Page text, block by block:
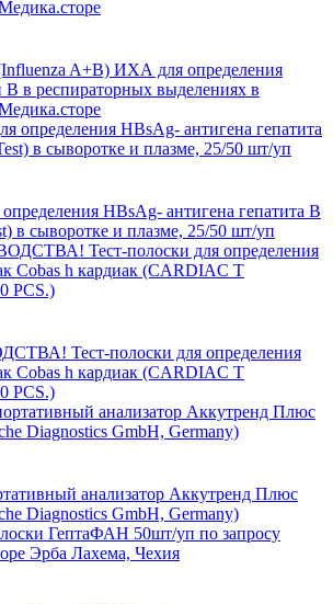
A+B) ИХА для определения
в респираторных выделениях в
HBsAg- антигена гепатита В
в сыворотке и плазме, 25/50 шт/уп
Тест-полоски для определения
Cobas h кардиак (CARDIAC T
PCS.)
анализатор Аккутренд Плюс
Diagnostics GmbH, Germany)